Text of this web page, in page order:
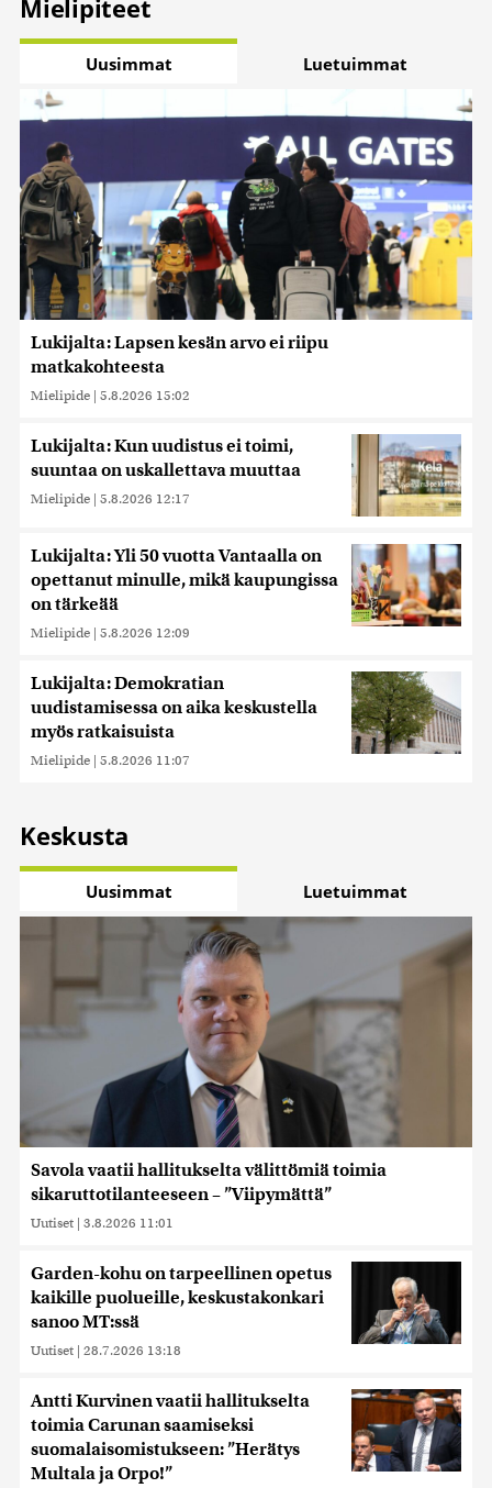
Mielipiteet
Uusimmat Luetuimmat
Lukijalta: Lapsen kesän arvo ei riipu
matkakohteesta
Mielipide | 5.8.2026 15:02
Lukijalta: Kun uudistus ei toimi,
suuntaa on uskallettava muuttaa
Mielipide | 5.8.2026 12:17
Lukijalta: Yli 50 vuotta Vantaalla on
opettanut minulle, mikä kaupungissa
on tärkeää
Mielipide | 5.8.2026 12:09
Lukijalta: Demokratian
uudistamisessa on aika keskustella
myös ratkaisuista
Mielipide | 5.8.2026 11:07
Keskusta
Uusimmat Luetuimmat
Savola vaatii hallitukselta välittömiä toimia
sikaruttotilanteeseen – ”Viipymättä”
Uutiset | 3.8.2026 11:01
Garden-kohu on tarpeellinen opetus
kaikille puolueille, keskustakonkari
sanoo MT:ssä
Uutiset | 28.7.2026 13:18
Antti Kurvinen vaatii hallitukselta
toimia Carunan saamiseksi
suomalaisomistukseen: ”Herätys
Multala ja Orpo!”